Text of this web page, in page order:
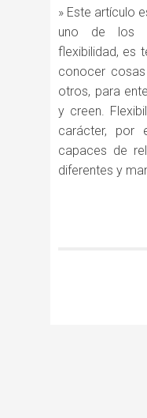
» Este artículo
uno de los
flexibilidad, es
conocer
otros, para
y creen.
carácter, por
capaces de
diferentes y